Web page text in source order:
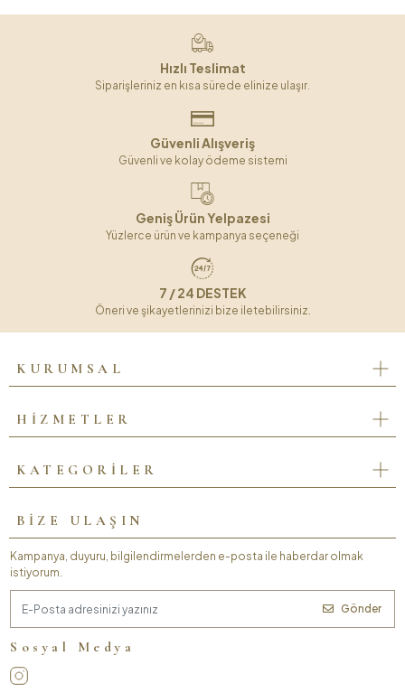
Hızlı Teslimat
Siparişleriniz en kısa sürede elinize ulaşır.
Güvenli Alışveriş
Güvenli ve kolay ödeme sistemi
Geniş Ürün Yelpazesi
Yüzlerce ürün ve kampanya seçeneği
7 / 24 DESTEK
Öneri ve şikayetlerinizi bize iletebilirsiniz.
KURUMSAL
HİZMETLER
KATEGORİLER
BİZE ULAŞIN
Kampanya, duyuru, bilgilendirmelerden e-posta ile haberdar olmak
istiyorum.
Gönder
Sosyal Medya